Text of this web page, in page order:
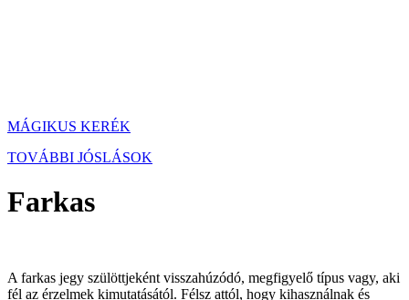
MÁGIKUS KERÉK
TOVÁBBI JÓSLÁSOK
Farkas
A farkas jegy szülöttjeként visszahúzódó, megfigyelő típus vagy, aki
fél az érzelmek kimutatásától. Félsz attól, hogy kihasználnak és